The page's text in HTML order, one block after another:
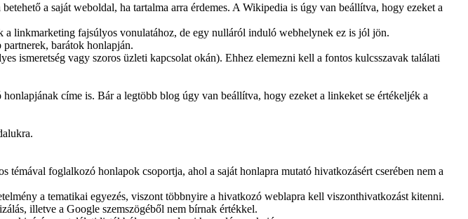
a saját weboldal, ha tartalma arra érdemes. A Wikipedia is úgy van beállítva, hogy ezeket a
a linkmarketing fajsúlyos vonulatához, de egy nulláról induló webhelynek ez is jól jön.
barátok honlapján.
ismeretség vagy szoros üzleti kapcsolat okán). Ehhez elemezni kell a fontos kulcsszavak találati
címe is. Bár a legtöbb blog úgy van beállítva, hogy ezeket a linkeket se értékeljék a
foglalkozó honlapok csoportja, ahol a saját honlapra mutató hivatkozásért cserében nem a
a tematikai egyezés, viszont többnyire a hivatkozó weblapra kell viszonthivatkozást kitenni.
illetve a Google szemszögéből nem bírnak értékkel.